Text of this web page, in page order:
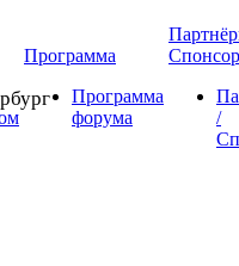
Программа
Программа
форума
/